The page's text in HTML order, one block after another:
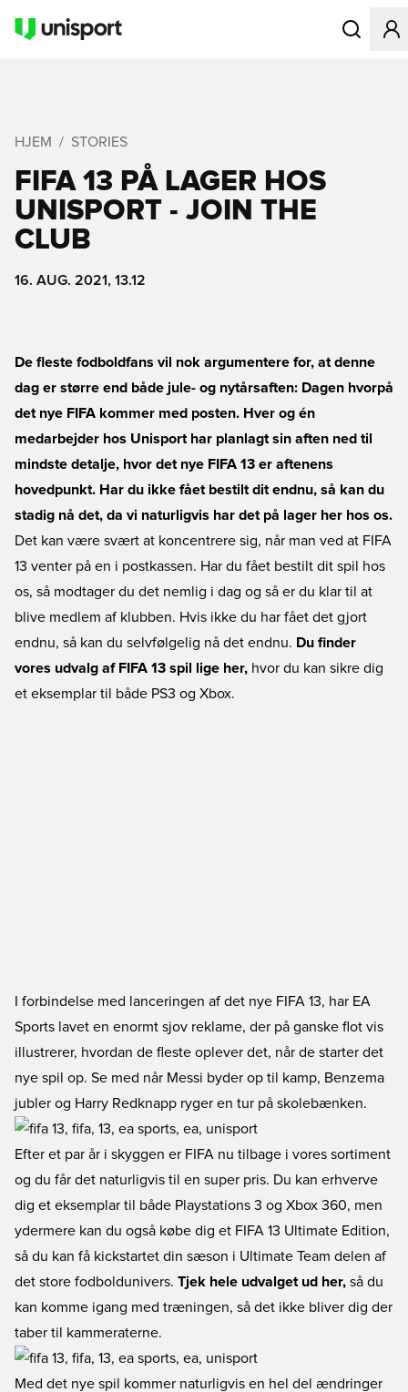
Åbner en
HJEM STORIES
FIFA 13 PÅ LAGER HOS
UNISPORT - JOIN THE
CLUB
16. AUG. 2021, 13.12
De fleste fodboldfans vil nok argumentere for, at denne
dag er større end både jule- og nytårsaften: Dagen hvorpå
det nye FIFA kommer med posten. Hver og én
medarbejder hos Unisport har planlagt sin aften ned til
mindste detalje, hvor det nye FIFA 13 er aftenens
hovedpunkt. Har du ikke fået bestilt dit endnu, så kan du
stadig nå det, da vi naturligvis har det på lager her hos os.
Det kan være svært at koncentrere sig, når man ved at FIFA
13 venter på en i postkassen. Har du fået bestilt dit spil hos
os, så modtager du det nemlig i dag og så er du klar til at
blive medlem af klubben. Hvis ikke du har fået det gjort
endnu, så kan du selvfølgelig nå det endnu. Du finder
vores udvalg af FIFA 13 spil lige her, hvor du kan sikre dig
et eksemplar til både PS3 og Xbox.
I forbindelse med lanceringen af det nye FIFA 13, har EA
Sports lavet en enormt sjov reklame, der på ganske flot vis
illustrerer, hvordan de fleste oplever det, når de starter det
nye spil op. Se med når Messi byder op til kamp, Benzema
jubler og Harry Redknapp ryger en tur på skolebænken.
Efter et par år i skyggen er FIFA nu tilbage i vores sortiment
og du får det naturligvis til en super pris. Du kan erhverve
dig et eksemplar til både Playstations 3 og Xbox 360, men
ydermere kan du også købe dig et FIFA 13 Ultimate Edition,
så du kan få kickstartet din sæson i Ultimate Team delen af
det store fodboldunivers. Tjek hele udvalget ud her, så du
kan komme igang med træningen, så det ikke bliver dig der
taber til kammeraterne.
Med det nye spil kommer naturligvis en hel del ændringer